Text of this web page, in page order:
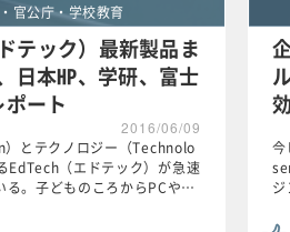
官公庁・学校教育
テック）最新製品ま
本HP、学研、富士
ート
2016/06/09
とテクノロジー（Technolo
EdTech（エドテック）が急速
る。子どものころからPCや…
今